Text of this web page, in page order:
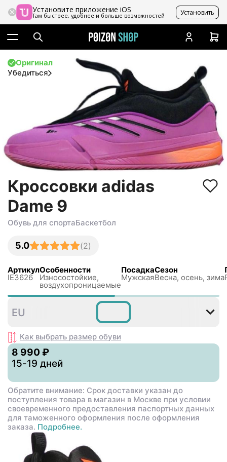
Установите приложение iOS
Там быстрее, удобнее и больше возможностей Установить
Оригинал
Убедиться
Кроссовки adidas
Dame 9
Обувь для спортаБаскетбол
5.0 (2)
Артикул
IE3626
Особенности
Износостойкие,
воздухопроницаемые
Посадка
Мужская
Сезон
Весна, осень, зима
42
EU
Как выбрать размер обуви
8 990 ₽
15-19 дней
Обратите внимание: Срок доставки указан до
поступления товара в магазин в Москве при условии
своевременного предоставления паспортных данных
для таможенного оформления после оформления
заказа. Подробнее.